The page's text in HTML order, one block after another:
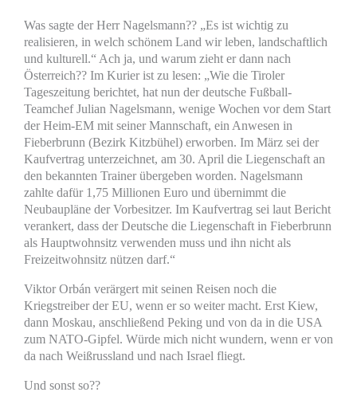
Was sagte der Herr Nagelsmann?? „Es ist wichtig zu
realisieren, in welch schönem Land wir leben, landschaftlich
und kulturell.“ Ach ja, und warum zieht er dann nach
Österreich?? Im Kurier ist zu lesen: „Wie die Tiroler
Tageszeitung berichtet, hat nun der deutsche Fußball-
Teamchef Julian Nagelsmann, wenige Wochen vor dem Start
der Heim-EM mit seiner Mannschaft, ein Anwesen in
Fieberbrunn (Bezirk Kitzbühel) erworben. Im März sei der
Kaufvertrag unterzeichnet, am 30. April die Liegenschaft an
den bekannten Trainer übergeben worden. Nagelsmann
zahlte dafür 1,75 Millionen Euro und übernimmt die
Neubaupläne der Vorbesitzer. Im Kaufvertrag sei laut Bericht
verankert, dass der Deutsche die Liegenschaft in Fieberbrunn
als Hauptwohnsitz verwenden muss und ihn nicht als
Freizeitwohnsitz nützen darf.“
Viktor Orbán verärgert mit seinen Reisen noch die
Kriegstreiber der EU, wenn er so weiter macht. Erst Kiew,
dann Moskau, anschließend Peking und von da in die USA
zum NATO-Gipfel. Würde mich nicht wundern, wenn er von
da nach Weißrussland und nach Israel fliegt.
Und sonst so??